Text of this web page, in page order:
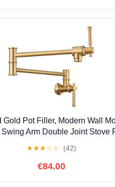
Gold Pot Filler, Modern Wall
Arm Double Joint Stove
★★★☆☆ (42)
€84.00